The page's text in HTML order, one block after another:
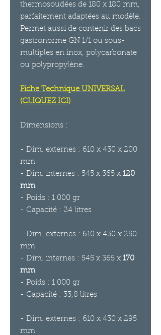
thermosoudées de 180 x 180 mm,
parfaitement adaptées au modèle.
Permet aussi de contenir des bacs
gastronorme GN 1/1 ou sous-
multiples en inox, polycarbonate
ou polypropylène.
Fiche Technique UNIVERSAL
(CLIQUEZ ICI)
Dimensions :
- Dim. externes : 610 x 430 x 200
mm
- Dim. internes : 545 x 365 x 120
mm
- Poids : 1 000 gr
- Capacité : 24 litres
- Dim. externes : 610 x 430 x 250
mm
- Dim. internes : 545 x 365 x 170
mm
- Poids : 1 000 gr
- Capacité : 33,8 litres
- Dim. externes : 610 x 430 x 295
mm